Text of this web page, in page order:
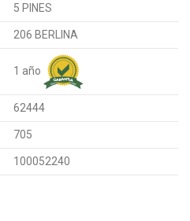
5 PINES
206 BERLINA
1 año
62444
705
100052240